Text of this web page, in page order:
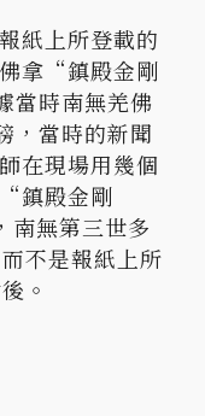
紙上所登載的
拿“鎮殿金剛
當時南無羌佛
，當時的新聞
在現場用幾個
鎮殿金剛
無第三世多
不是報紙上所
。